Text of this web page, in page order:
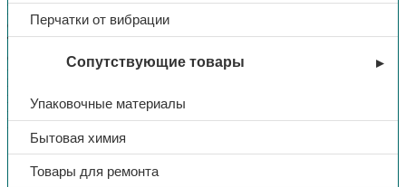
Перчатки от вибрации
Сопутствующие товары
Упаковочные материалы
Бытовая химия
Товары для ремонта
Пол — Женский
Сезон — Лето
Ткань/Материал верха — Смесовая с ВО пропиткой
Состав — 80% ПЭ, 20% ХБ
Плотность/Толщина материала — 200 г/кв.м.
Цвет — Синий
Размерный ряд — с 88-92 по 120-124
Ростовка — с 158-164 по 170-176
Тип Костюм